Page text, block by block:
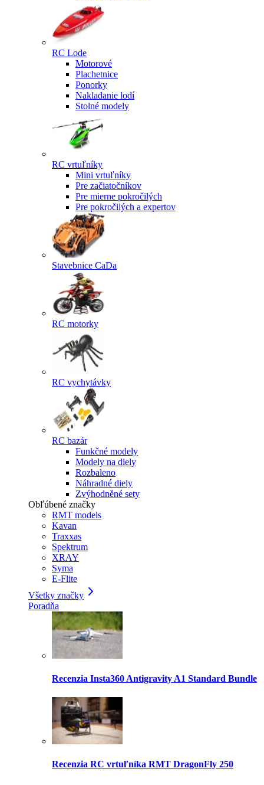
RC Lode
Motorové
Plachetnice
Ponorky
Nakladanie lodí
Stolné modely
RC vrtuľníky
Mini vrtuľníky
Pre začiatočníkov
Pre mierne pokročilých
Pre pokročilých a expertov
Stavebnice CaDa
RC motorky
RC vychytávky
RC bazár
Funkčné modely
Modely na diely
Rozbaleno
Náhradné diely
Zvýhodněné sety
Obľúbené značky
RMT models
Kavan
Traxxas
Spektrum
XRAY
Syma
E-Flite
Všetky značky
Poradňa
Recenzia Insta360 Antigravity A1 Standard Bundle
Recenzia RC vrtuľníka RMT DragonFly 250